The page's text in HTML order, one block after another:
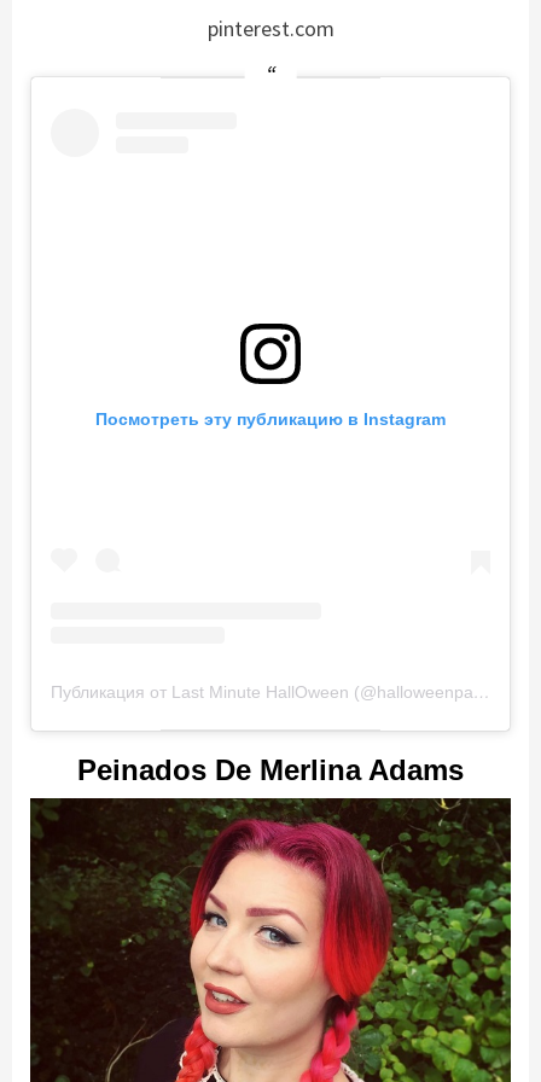
pinterest.com
Посмотреть эту публикацию в Instagram
Публикация от Last Minute HallOween (@halloweenpartyhouse)
Peinados De Merlina Adams